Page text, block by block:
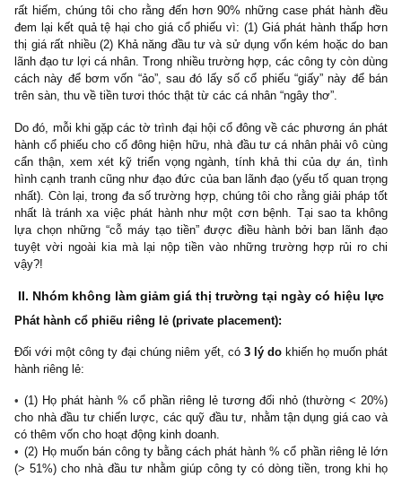
Ngoài cổ tức tiền mặt và cổ phiếu, bán ưu đãi cho cổ đông
cũng là hoạt động làm giảm giá thị trường do pha loãng ngay
GDKHQ. Nhìn lại giai đoạn thị trường bùng nổ năm 2017 – quý
vừa qua, ta thấy rất nhiều doanh nghiệp niêm yết lợi dụng sự
quan điểm của chúng tôi, những doanh nghiệp tuyệt vời hiếm
phát hành, gây pha loãng (dilute), do họ có thể tái đầu tư
nhuận giữ lại vô cùng hiệu quả, thậm chí tạo ra nhiều tiền mặt
cần dùng; VNM, MWG, PNJ, CTD– độc giả có thể liệt kê
nhiều…
Song, đâu đó vẫn có những công ty phát hành và sử dụng
quả trong quá khứ, chẳng hạn như HPG,
đem lại kết quả tệ hại cho giá cổ phiếu vì: (1) Giá phát hành
thị giá rất nhiều (2) Khả năng đầu tư và sử dụng vốn kém hoặc
cách này để bơm vốn “ảo”, sau đó lấy số cổ phiếu “giấy” này
trên sàn, thu về tiền tươi thóc thật từ các cá nhân “ngây thơ”.
Do đó, mỗi khi gặp các tờ trình đại hội cổ đông về các phương
hành cổ phiếu cho cổ đông hiện hữu, nhà đầu tư cá nhân phải vô
cẩn thận, xem xét kỹ triển vọng ngành, tính khả thi của dự
hình cạnh tranh cũng như đạo đức của ban lãnh đạo (yếu tố quan